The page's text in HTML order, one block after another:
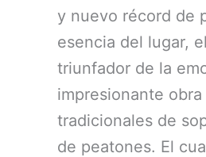
y nuevo récord de
esencia del lugar,
triunfador de la
impresionante
tradicionales de
de peatones. El